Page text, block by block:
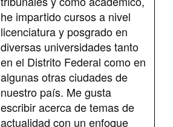
he impartido cursos a nivel
licenciatura y posgrado en
diversas universidades tanto
en el Distrito Federal como en
algunas otras ciudades de
nuestro país. Me gusta
escribir acerca de temas de
actualidad con un enfoque